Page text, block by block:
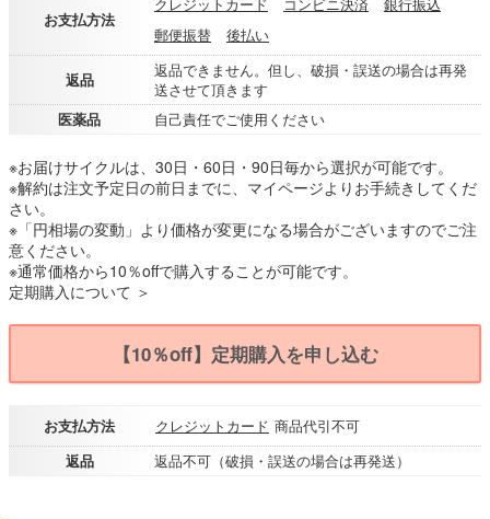
お支払方法
郵便振替
後払い
返品
返品できません。但し、破損・誤送の場合は再発
送させて頂きます
医薬品
自己責任でご使用ください
※お届けサイクルは、30日・60日・90日毎から選択が可能です。
※解約は注文予定日の前日までに、マイページよりお手続きしてくだ
さい。
※「円相場の変動」より価格が変更になる場合がございますのでご注
意ください。
※通常価格から10％offで購入することが可能です。
定期購入について ＞
【10％off】定期購入を申し込む
お支払方法 クレジットカード 商品代引不可
返品
返品不可（破損・誤送の場合は再発送）